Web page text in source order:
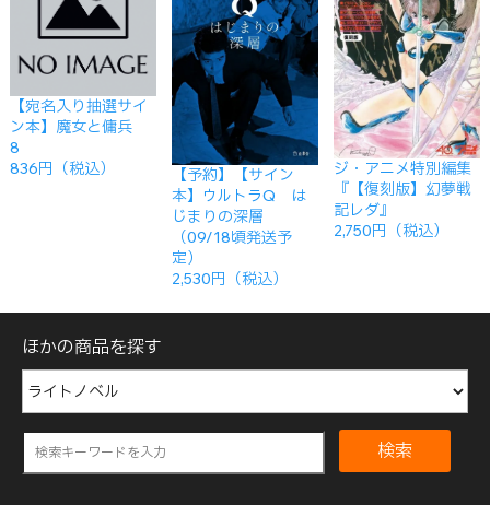
【宛名入り抽選サイ
ン本】魔女と傭兵
8
836円（税込）
【予約】【サイン
本】ウルトラQ は
じまりの深層
（09/18頃発送予
定）
2,530円（税込）
ジ・アニメ特別編集
『【復刻版】幻夢戦
記レダ』
2,750円（税込）
ほかの商品を探す
検索